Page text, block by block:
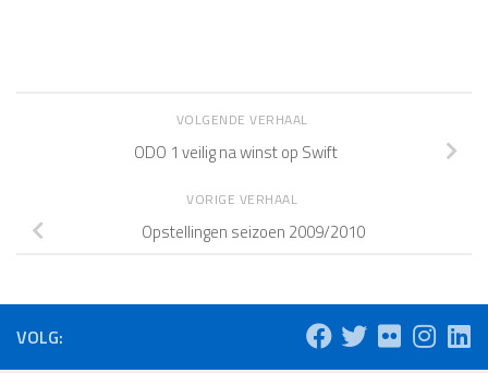
VOLGENDE VERHAAL
ODO 1 veilig na winst op Swift
VORIGE VERHAAL
Opstellingen seizoen 2009/2010
VOLG: